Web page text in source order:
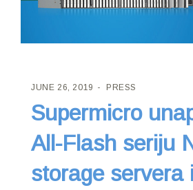
JUNE 26, 2019 PRESS
Supermicro
All-Flash seriju
storage servera